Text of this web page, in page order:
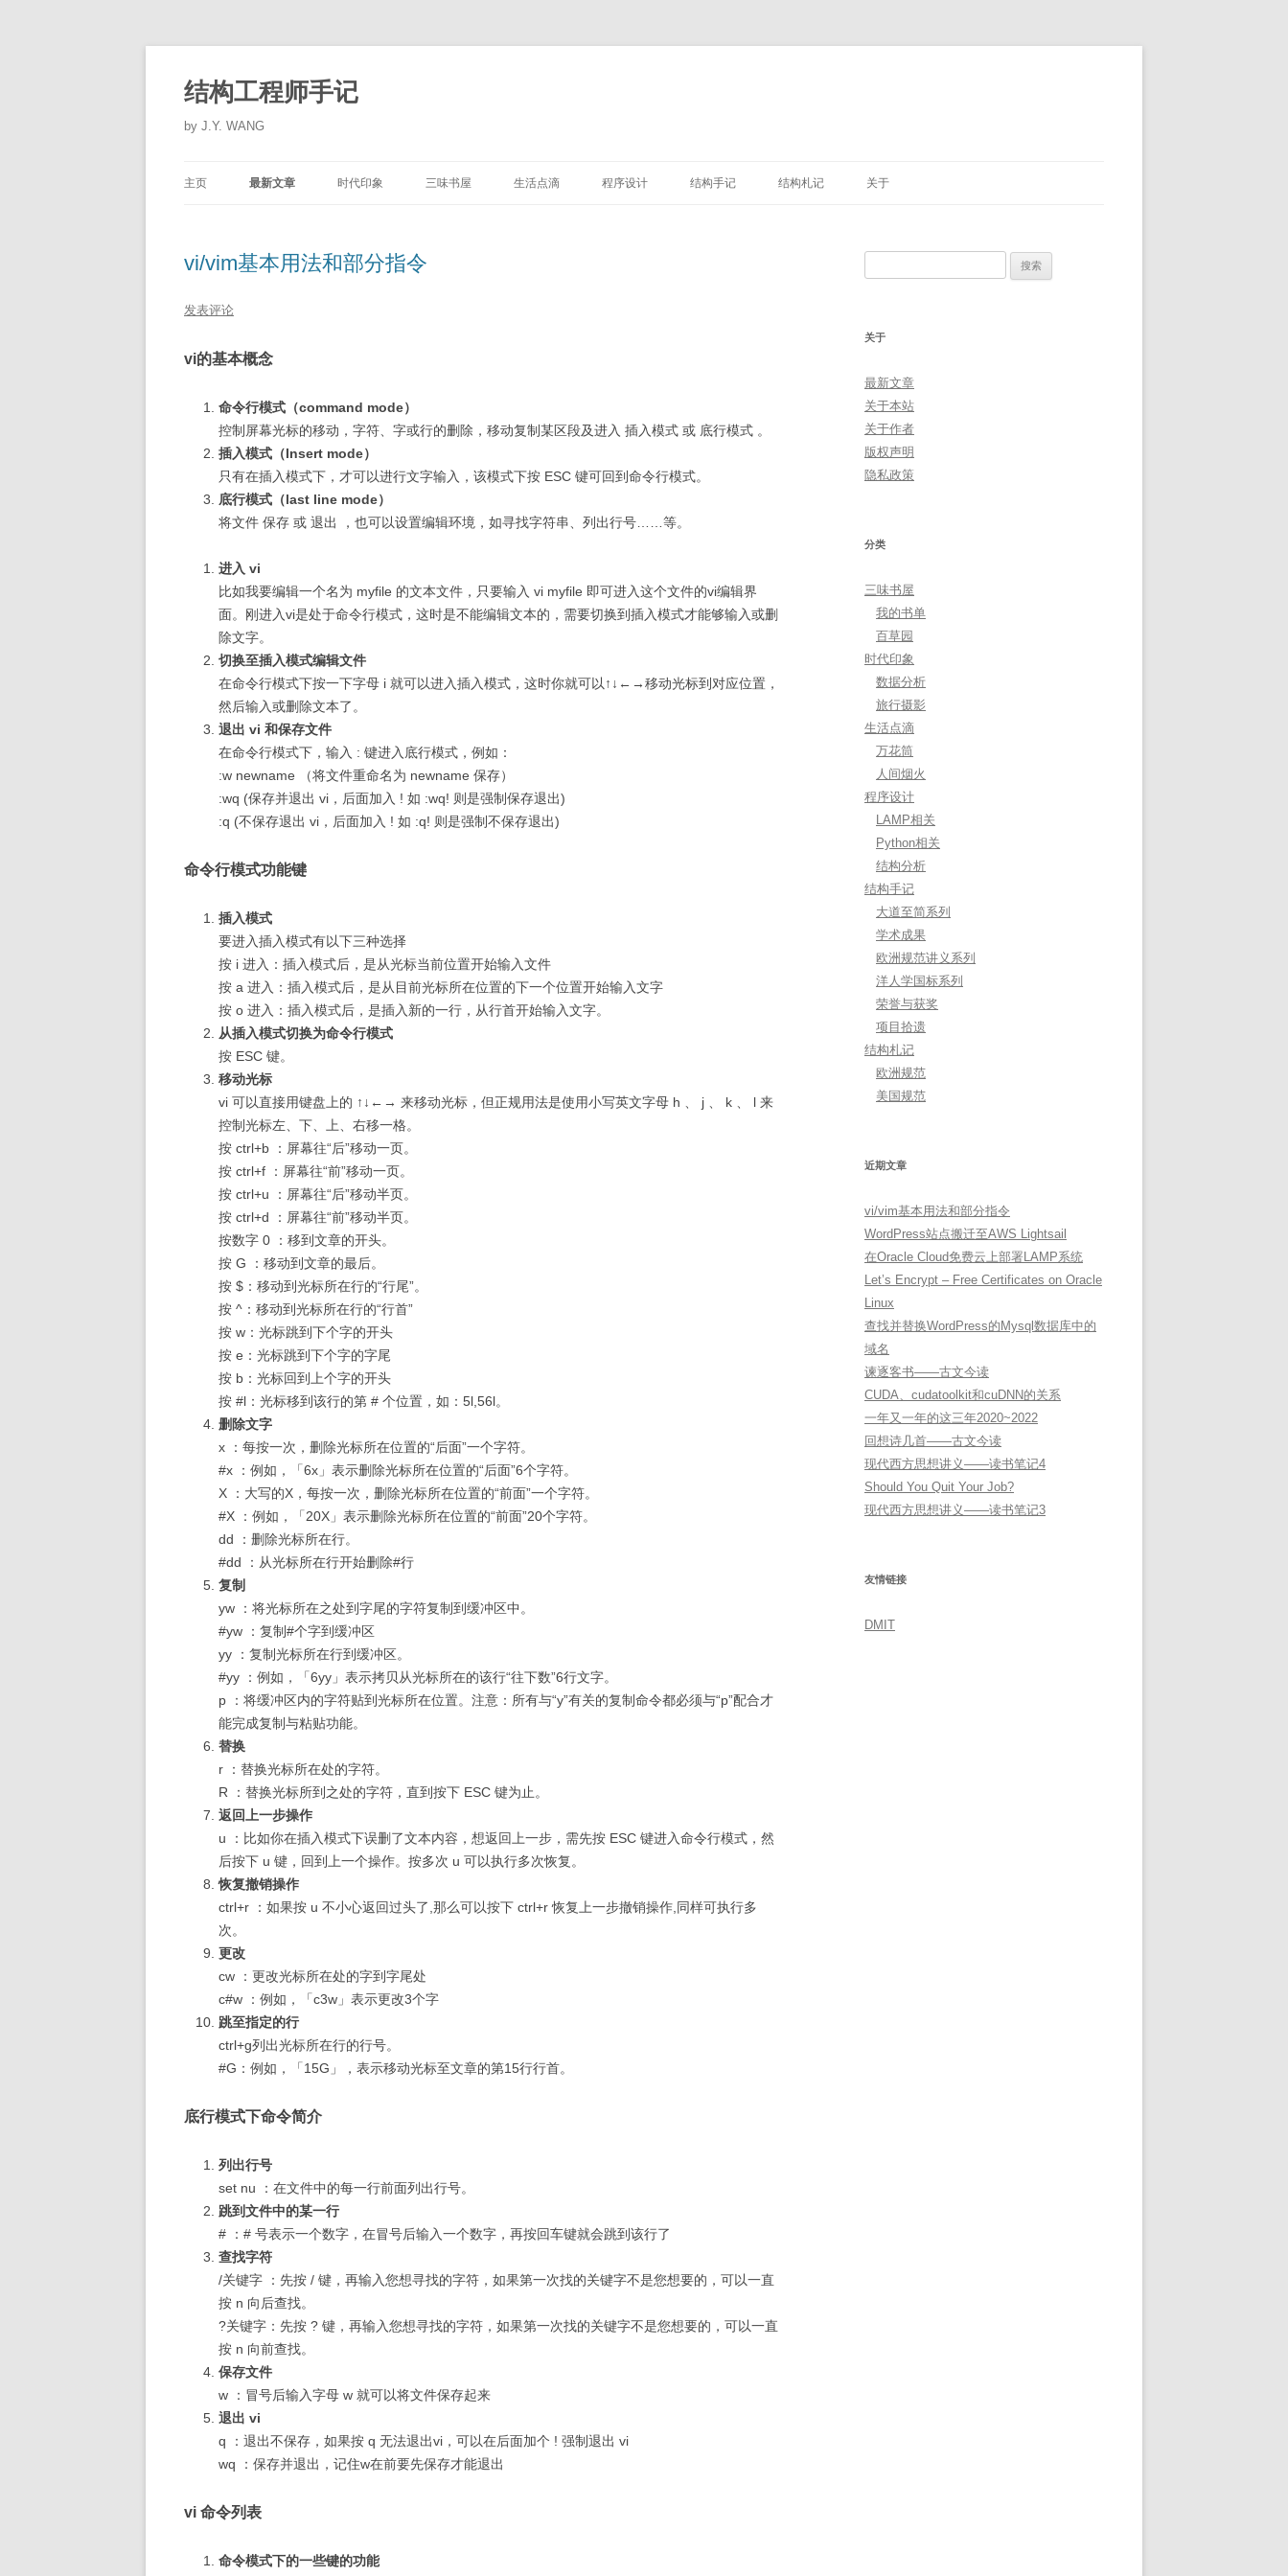
正
文
结构工程师手记
by J.Y. WANG
主页 最新文章 时代印象
数据分析
三味书屋 生活点滴 程序设计 结构手记 结构札记 关于
隐私政策
vi/vim基本用法和部分指令
发表评论
vi的基本概念
命令行模式（command mode）
控制屏幕光标的移动，字符、字或行的删除，移动复制某区段及进入 插入模式 或 底行模式 。
插入模式（Insert mode）
只有在插入模式下，才可以进行文字输入，该模式下按 ESC 键可回到命令行模式。
底行模式（last line mode）
将文件 保存 或 退出 ，也可以设置编辑环境，如寻找字符串、列出行号……等。
进入 vi
比如我要编辑一个名为 myfile 的文本文件，只要输入 vi myfile 即可进入这个文件的vi编辑界
面。刚进入vi是处于命令行模式，这时是不能编辑文本的，需要切换到插入模式才能够输入或删
除文字。
切换至插入模式编辑文件
在命令行模式下按一下字母 i 就可以进入插入模式，这时你就可以↑↓←→移动光标到对应位置，
然后输入或删除文本了。
退出 vi 和保存文件
在命令行模式下，输入 : 键进入底行模式，例如：
:w newname （将文件重命名为 newname 保存）
:wq (保存并退出 vi，后面加入 ! 如 :wq! 则是强制保存退出)
:q (不保存退出 vi，后面加入 ! 如 :q! 则是强制不保存退出)
命令行模式功能键
插入模式
要进入插入模式有以下三种选择
按 i 进入：插入模式后，是从光标当前位置开始输入文件
按 a 进入：插入模式后，是从目前光标所在位置的下一个位置开始输入文字
按 o 进入：插入模式后，是插入新的一行，从行首开始输入文字。
从插入模式切换为命令行模式
按 ESC 键。
移动光标
vi 可以直接用键盘上的 ↑↓←→ 来移动光标，但正规用法是使用小写英文字母 h 、 j 、 k 、 l 来
控制光标左、下、上、右移一格。
按 ctrl+b ：屏幕往“后”移动一页。
按 ctrl+f ：屏幕往“前”移动一页。
按 ctrl+u ：屏幕往“后”移动半页。
按 ctrl+d ：屏幕往“前”移动半页。
按数字 0 ：移到文章的开头。
按 G ：移动到文章的最后。
按 $：移动到光标所在行的“行尾”。
按 ^：移动到光标所在行的“行首”
按 w：光标跳到下个字的开头
按 e：光标跳到下个字的字尾
按 b：光标回到上个字的开头
按 #l：光标移到该行的第 # 个位置，如：5l,56l。
删除文字
x ：每按一次，删除光标所在位置的“后面”一个字符。
#x ：例如，「6x」表示删除光标所在位置的“后面”6个字符。
X ：大写的X，每按一次，删除光标所在位置的“前面”一个字符。
#X ：例如，「20X」表示删除光标所在位置的“前面”20个字符。
dd ：删除光标所在行。
#dd ：从光标所在行开始删除#行
复制
yw ：将光标所在之处到字尾的字符复制到缓冲区中。
#yw ：复制#个字到缓冲区
yy ：复制光标所在行到缓冲区。
#yy ：例如，「6yy」表示拷贝从光标所在的该行“往下数”6行文字。
p ：将缓冲区内的字符贴到光标所在位置。注意：所有与“y”有关的复制命令都必须与“p”配合才
能完成复制与粘贴功能。
替换
r ：替换光标所在处的字符。
R ：替换光标所到之处的字符，直到按下 ESC 键为止。
返回上一步操作
u ：比如你在插入模式下误删了文本内容，想返回上一步，需先按 ESC 键进入命令行模式，然
后按下 u 键，回到上一个操作。按多次 u 可以执行多次恢复。
恢复撤销操作
ctrl+r ：如果按 u 不小心返回过头了,那么可以按下 ctrl+r 恢复上一步撤销操作,同样可执行多
次。
更改
cw ：更改光标所在处的字到字尾处
c#w ：例如，「c3w」表示更改3个字
跳至指定的行
ctrl+g列出光标所在行的行号。
#G：例如，「15G」，表示移动光标至文章的第15行行首。
底行模式下命令简介
列出行号
set nu ：在文件中的每一行前面列出行号。
跳到文件中的某一行
# ：# 号表示一个数字，在冒号后输入一个数字，再按回车键就会跳到该行了
查找字符
/关键字 ：先按 / 键，再输入您想寻找的字符，如果第一次找的关键字不是您想要的，可以一直
按 n 向后查找。
?关键字：先按 ? 键，再输入您想寻找的字符，如果第一次找的关键字不是您想要的，可以一直
按 n 向前查找。
保存文件
w ：冒号后输入字母 w 就可以将文件保存起来
退出 vi
q ：退出不保存，如果按 q 无法退出vi，可以在后面加个 ! 强制退出 vi
wq ：保存并退出，记住w在前要先保存才能退出
vi 命令列表
命令模式下的一些键的功能
关于
最新文章
关于本站
关于作者
版权声明
隐私政策
分类
三味书屋
我的书单
百草园
时代印象
数据分析
旅行摄影
生活点滴
万花筒
人间烟火
程序设计
LAMP相关
Python相关
结构分析
结构手记
大道至简系列
学术成果
欧洲规范讲义系列
洋人学国标系列
荣誉与获奖
项目拾遗
结构札记
欧洲规范
美国规范
近期文章
vi/vim基本用法和部分指令
WordPress站点搬迁至AWS Lightsail
在Oracle Cloud免费云上部署LAMP系统
Let’s Encrypt – Free Certificates on Oracle
Linux
查找并替换WordPress的Mysql数据库中的
域名
谏逐客书——古文今读
CUDA、cudatoolkit和cuDNN的关系
一年又一年的这三年2020~2022
回想诗几首——古文今读
现代西方思想讲义——读书笔记4
Should You Quit Your Job?
现代西方思想讲义——读书笔记3
友情链接
DMIT